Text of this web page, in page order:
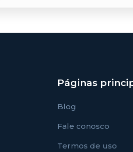
Páginas
Blog
Fale conosco
Termos de uso